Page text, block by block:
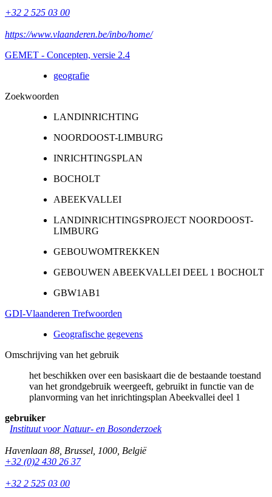
+32 2 525 03 00
https://www.vlaanderen.be/inbo/home/
GEMET - Concepten, versie 2.4
geografie
Zoekwoorden
LANDINRICHTING
NOORDOOST-LIMBURG
INRICHTINGSPLAN
BOCHOLT
ABEEKVALLEI
LANDINRICHTINGSPROJECT NOORDOOST-
LIMBURG
GEBOUWOMTREKKEN
GEBOUWEN ABEEKVALLEI DEEL 1 BOCHOLT
GBW1AB1
GDI-Vlaanderen Trefwoorden
Geografische gegevens
Omschrijving van het gebruik
het beschikken over een basiskaart die de bestaande toestand
van het grondgebruik weergeeft, gebruikt in functie van de
planvorming van het inrichtingsplan Abeekvallei deel 1
gebruiker
Instituut voor Natuur- en Bosonderzoek
Havenlaan 88 Brussel 1000 België
+32 (0)2 430 26 37
+32 2 525 03 00